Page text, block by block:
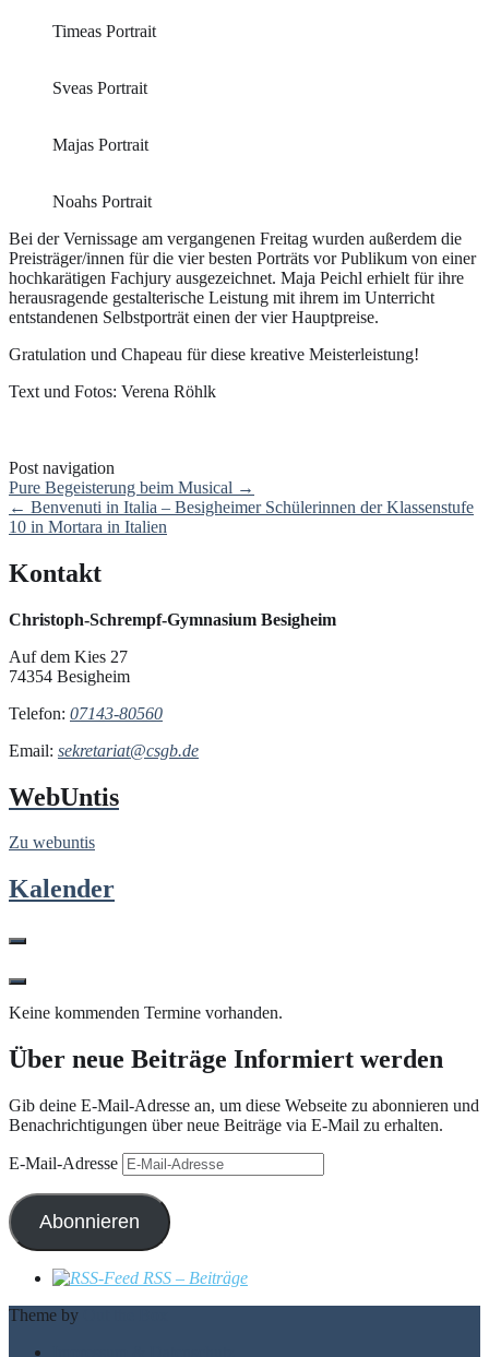
Timeas Portrait
Sveas Portrait
Majas Portrait
Noahs Portrait
Bei der Vernissage am vergangenen Freitag wurden außerdem die
Preisträger/innen für die vier besten Porträts vor Publikum von einer
hochkarätigen Fachjury ausgezeichnet. Maja Peichl erhielt für ihre
herausragende gestalterische Leistung mit ihrem im Unterricht
entstandenen Selbstporträt einen der vier Hauptpreise.
Gratulation und Chapeau für diese kreative Meisterleistung!
Text und Fotos: Verena Röhlk
Post navigation
Pure Begeisterung beim Musical →
← Benvenuti in Italia – Besigheimer Schülerinnen der Klassenstufe
10 in Mortara in Italien
Kontakt
Christoph-Schrempf-Gymnasium Besigheim
Auf dem Kies 27
74354 Besigheim
Telefon: 07143-80560
Email: sekretariat@csgb.de
WebUntis
Zu webuntis
Kalender
Keine kommenden Termine vorhanden.
Über neue Beiträge Informiert werden
Gib deine E-Mail-Adresse an, um diese Webseite zu abonnieren und
Benachrichtigungen über neue Beiträge via E-Mail zu erhalten.
E-Mail-Adresse
Abonnieren
RSS – Beiträge
Theme by